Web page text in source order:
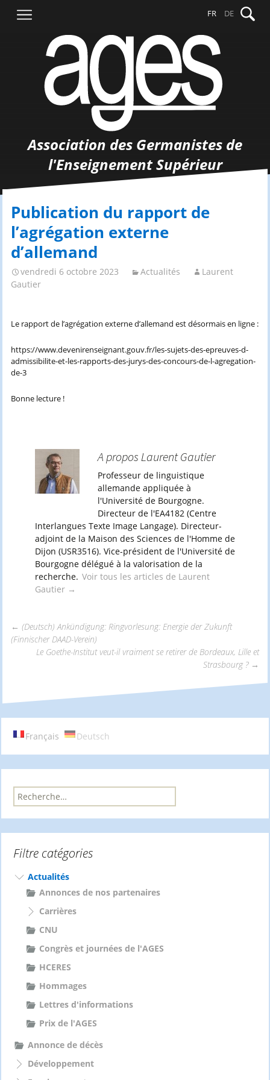
contenu
FR DE
Association des Germanistes de
l'Enseignement Supérieur
Publication du rapport de
l’agrégation externe
d’allemand
vendredi 6 octobre 2023 Actualités
Laurent
Gautier
Le rapport de l’agrégation externe d’allemand est désormais en ligne :
https://www.devenirenseignant.gouv.fr/les-sujets-des-epreuves-d-
admissibilite-et-les-rapports-des-jurys-des-concours-de-l-agregation-
de-3
Bonne lecture !
A propos Laurent Gautier
Professeur de linguistique
allemande appliquée à
l'Université de Bourgogne.
Directeur de l'EA4182 (Centre
Interlangues Texte Image Langage). Directeur-
adjoint de la Maison des Sciences de l'Homme de
Dijon (USR3516). Vice-président de l'Université de
Bourgogne délégué à la valorisation de la
recherche. Voir tous les articles de Laurent
Gautier →
Navigation
des
articles
← (Deutsch) Ankündigung: Ringvorlesung: Energie der Zukunft
(Finnischer DAAD-Verein)
Le Goethe-Institut veut-il vraiment se retirer de Bordeaux, Lille et
Strasbourg ? →
Français Deutsch
R
e
r
h
Filtre catégories
Actualités
Annonces de nos partenaires
Carrières
CNU
Congrès et journées de l'AGES
HCERES
Hommages
Lettres d'informations
Prix de l'AGES
Annonce de décès
Développement